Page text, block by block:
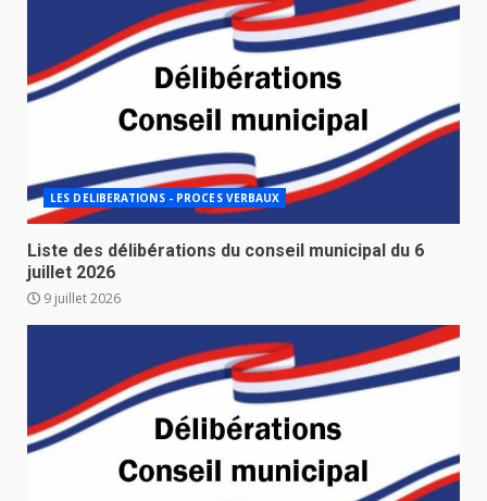
LES DELIBERATIONS - PROCES VERBAUX
Liste des délibérations du conseil municipal du 6
juillet 2026
9 juillet 2026